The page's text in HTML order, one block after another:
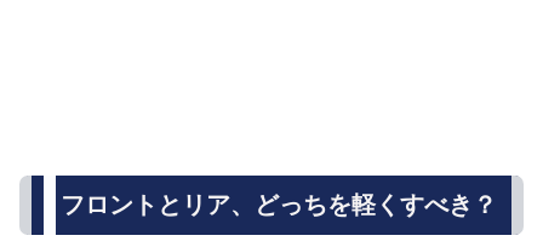
フロントとリア、どっちを軽くすべき？